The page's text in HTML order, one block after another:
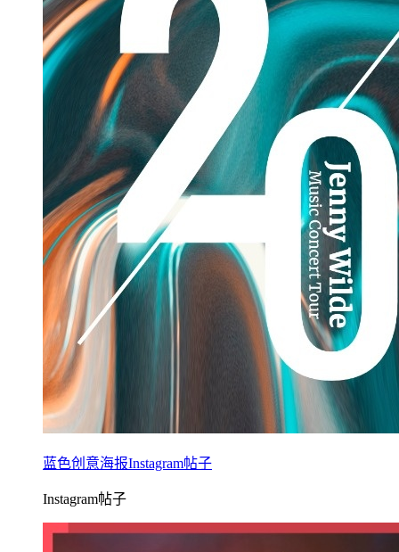
蓝色创意海报Instagram帖子
Instagram帖子